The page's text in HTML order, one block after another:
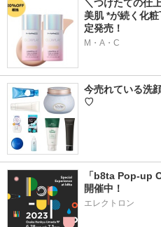
＼つけたての仕
美肌 *が続く化
定発売！
M・A・C
今売れている洗
♡
「b8ta Pop-up
開催中！
エレクトロン